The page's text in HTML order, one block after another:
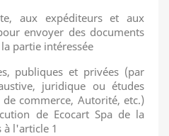
aux expéditeurs et aux
envoyer des documents
partie intéressée
publiques et privées (par
juridique ou études
commerce, Autorité, etc.)
de Ecocart Spa de la
à l'article 1